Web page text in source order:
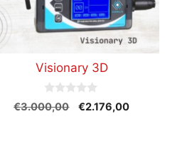
Visionary 3D
0
o
€3.000,00
Orijinal
€2.176,00Şu